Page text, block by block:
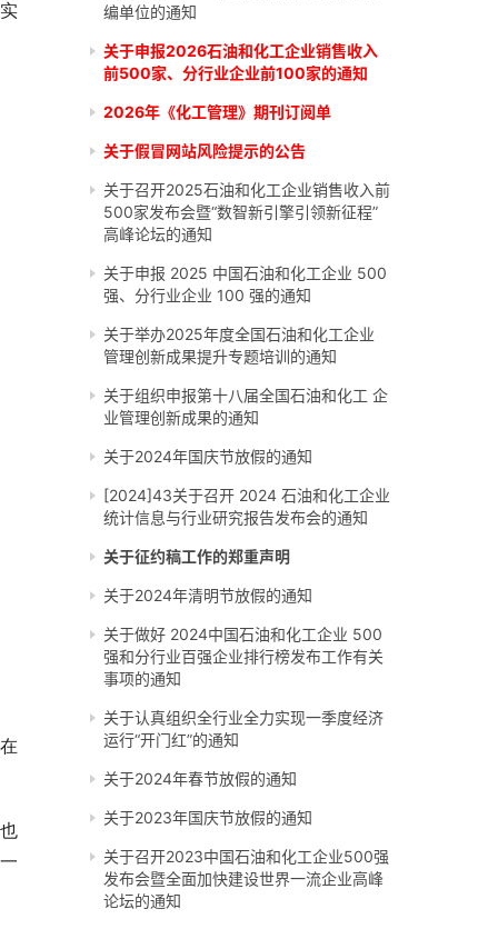
编单位的通知
关于申报2026石油和化工企业销售收入
前500家、分行业企业前100家的通知
2026年《化工管理》期刊订阅单
关于假冒网站风险提示的公告
关于召开2025石油和化工企业销售收入前
500家发布会暨“数智新引擎引领新征程”
高峰论坛的通知
关于申报 2025 中国石油和化工企业 500
强、分行业企业 100 强的通知
关于举办2025年度全国石油和化工企业
管理创新成果提升专题培训的通知
关于组织申报第十八届全国石油和化工 企
业管理创新成果的通知
关于2024年国庆节放假的通知
[2024]43关于召开 2024 石油和化工企业
统计信息与行业研究报告发布会的通知
关于征约稿工作的郑重声明
关于2024年清明节放假的通知
关于做好 2024中国石油和化工企业 500
强和分行业百强企业排行榜发布工作有关
事项的通知
关于认真组织全行业全力实现一季度经济
运行“开门红”的通知
关于2024年春节放假的通知
关于2023年国庆节放假的通知
关于召开2023中国石油和化工企业500强
发布会暨全面加快建设世界一流企业高峰
论坛的通知